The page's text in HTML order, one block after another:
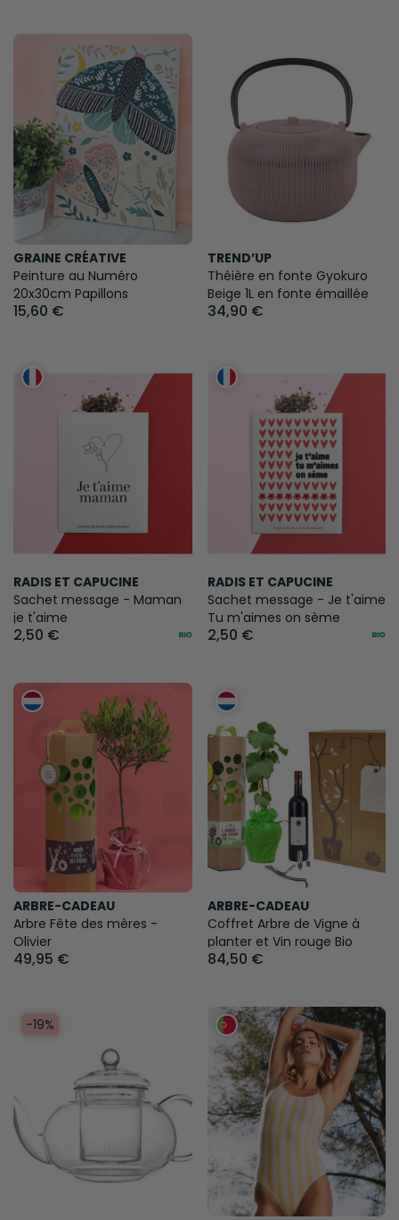
GRAINE CRÉATIVE
Peinture au Numéro
20x30cm Papillons
15,60 €
TREND’UP
Théière en fonte Gyokuro
Beige 1L en fonte émaillée
34,90 €
RADIS ET CAPUCINE
Sachet message - Maman
je t'aime
2,50 €
RADIS ET CAPUCINE
Sachet message - Je t'aime
Tu m'aimes on sème
2,50 €
ARBRE-CADEAU
Arbre Fête des mères -
Olivier
49,95 €
ARBRE-CADEAU
Coffret Arbre de Vigne à
planter et Vin rouge Bio
84,50 €
-19%